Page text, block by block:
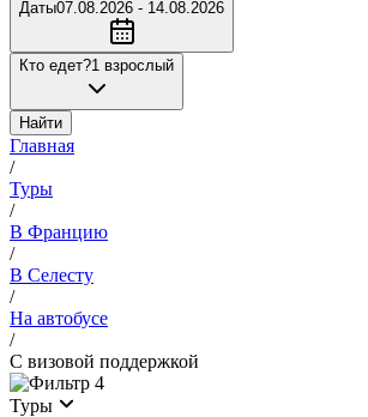
Даты07.08.2026 - 14.08.2026
Кто едет?1 взрослый
Найти
Главная
/
Туры
/
В Францию
/
В Селесту
/
На автобусе
/
С визовой поддержкой
4
Туры